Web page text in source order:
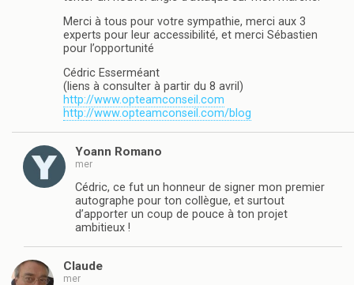
Merci à tous pour votre sympathie, merci aux 3
experts pour leur accessibilité, et merci Sébastien
pour l’opportunité
Cédric Esserméant
(liens à consulter à partir du 8 avril)
http://www.opteamconseil.com
http://www.opteamconseil.com/blog
Yoann Romano
mer
Cédric, ce fut un honneur de signer mon premier
autographe pour ton collègue, et surtout
d’apporter un coup de pouce à ton projet
ambitieux !
Claude
mer